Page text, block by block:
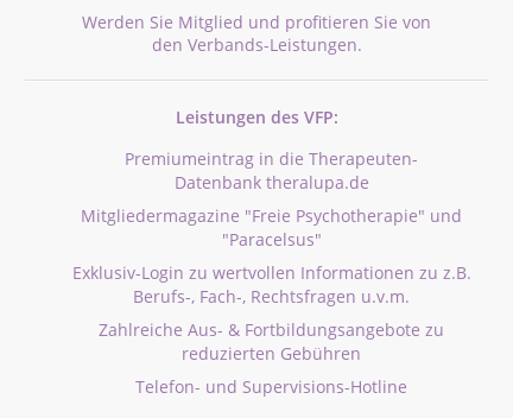
Werden Sie Mitglied und profitieren Sie von
den Verbands-Leistungen.
Leistungen des VFP:
Premiumeintrag in die Therapeuten-
Datenbank theralupa.de
Mitgliedermagazine "Freie Psychotherapie" und
"Paracelsus"
Exklusiv-Login zu wertvollen Informationen zu z.B.
Berufs-, Fach-, Rechtsfragen u.v.m.
Zahlreiche Aus- & Fortbildungsangebote zu
reduzierten Gebühren
Telefon- und Supervisions-Hotline